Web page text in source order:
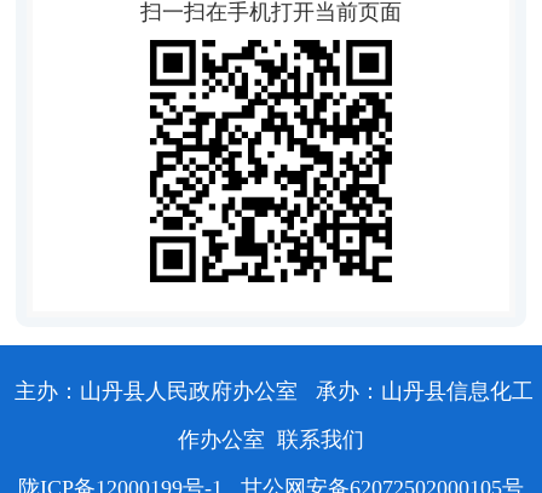
扫一扫在手机打开当前页面
主办：山丹县人民政府办公室
承办：山丹县信息化工
作办公室 联系我们